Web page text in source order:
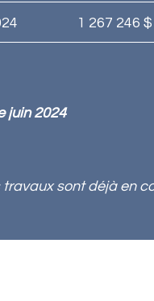
1 267 246 $
juin 2024
travaux sont déjà en